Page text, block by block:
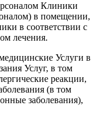
Клиники
в помещении,
в соответствии с
лечения.
Услуги в
Услуг, в том
реакции,
(в том
заболевания),